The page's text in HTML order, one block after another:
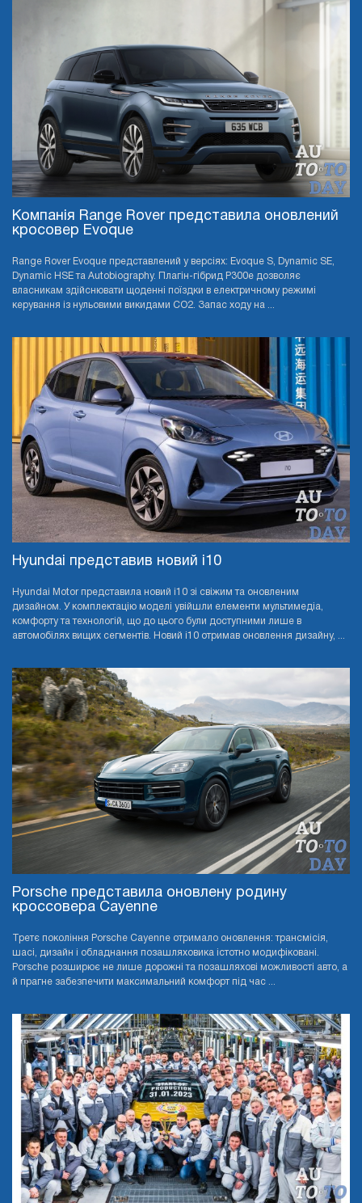
Компанія Range Rover представила оновлений
кросовер Evoque
Range Rover Evoque представлений у версіях: Evoque S, Dynamic SE,
Dynamic HSE та Autobiography. Плагін-гібрид P300e дозволяє
власникам здійснювати щоденні поїздки в електричному режимі
керування із нульовими викидами CO2. Запас ходу на ...
Hyundai представив новий i10
Hyundai Motor представила новий i10 зі свіжим та оновленим
дизайном. У комплектацію моделі увійшли елементи мультимедіа,
комфорту та технологій, що до цього були доступними лише в
автомобілях вищих сегментів. Новий i10 отримав оновлення дизайну, ...
Porsche представила оновлену родину
кроссовера Cayenne
Третє покоління Porsche Cayenne отримало оновлення: трансмісія,
шасі, дизайн і обладнання позашляховика істотно модифіковані.
Porsche розширює не лише дорожні та позашляхові можливості авто, а
й прагне забезпечити максимальний комфорт під час ...